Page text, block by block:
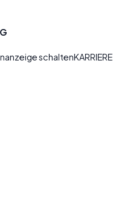
schaltenKARRIERE